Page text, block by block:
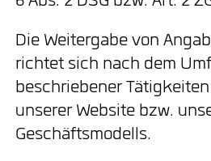
Die Weitergabe von
richtet sich nach dem
beschriebener
unserer Website bzw.
Geschäftsmodells.